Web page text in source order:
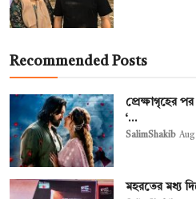
Recommended Posts
প্রেক্ষাগৃহের পর
‘...
SalimShakib
মহরতের মধ্য